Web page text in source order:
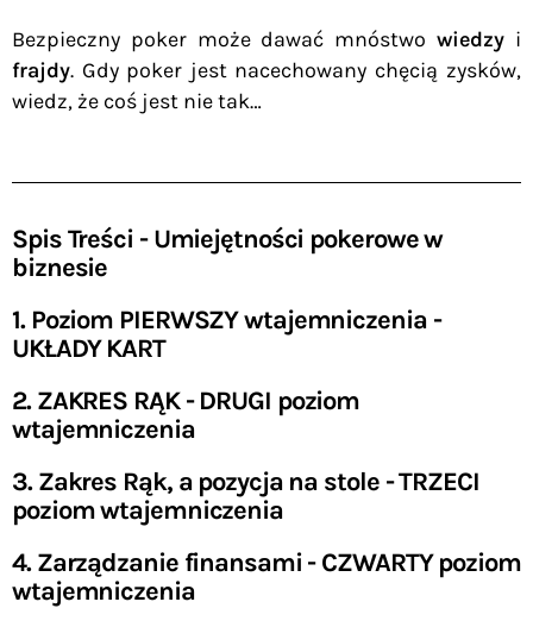
Bezpieczny poker może dawać mnóstwo wiedzy i
frajdy. Gdy poker jest nacechowany chęcią zysków,
wiedz, że coś jest nie tak…
Spis Treści - Umiejętności pokerowe w
biznesie
1. Poziom PIERWSZY wtajemniczenia -
UKŁADY KART
2. ZAKRES RĄK - DRUGI poziom
wtajemniczenia
3. Zakres Rąk, a pozycja na stole - TRZECI
poziom wtajemniczenia
4. Zarządzanie finansami - CZWARTY poziom
wtajemniczenia​